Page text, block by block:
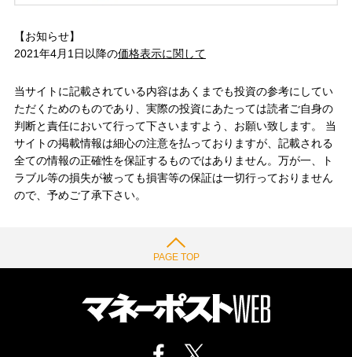
【お知らせ】
2021年4月1日以降の価格表示に関して
当サイトに記載されている内容はあくまでも投資の参考にしてい
ただくためのものであり、実際の投資にあたっては読者ご自身の
判断と責任において行って下さいますよう、お願い致します。 当
サイトの掲載情報は細心の注意を払っておりますが、記載される
全ての情報の正確性を保証するものではありません。万が一、ト
ラブル等の損失が被っても損害等の保証は一切行っておりません
ので、予めご了承下さい。
PAGE TOP